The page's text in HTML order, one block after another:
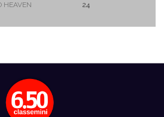
HEAVEN
24